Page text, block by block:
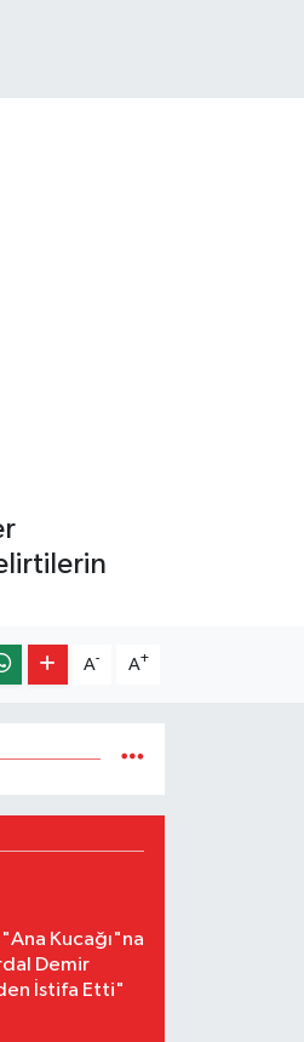
A- A+
"Ana Kucağı"na
Demir
İstifa Etti"